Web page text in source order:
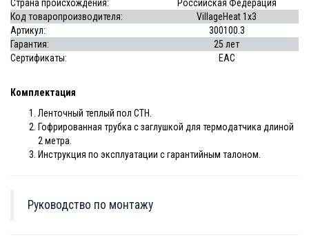
Страна происхождения:
Российская Федерация
Код товаропроизводителя:
VillageHeat 1х3
Артикул:
300100.3
Гарантия:
25 лет
Сертификаты:
EAC
Комплектация
Ленточный теплый пол СТН.
Гофрированная трубка с заглушкой для термодатчика длиной
2 метра.
Инструкция по эксплуатации с гарантийным талоном.
Руководство по монтажу